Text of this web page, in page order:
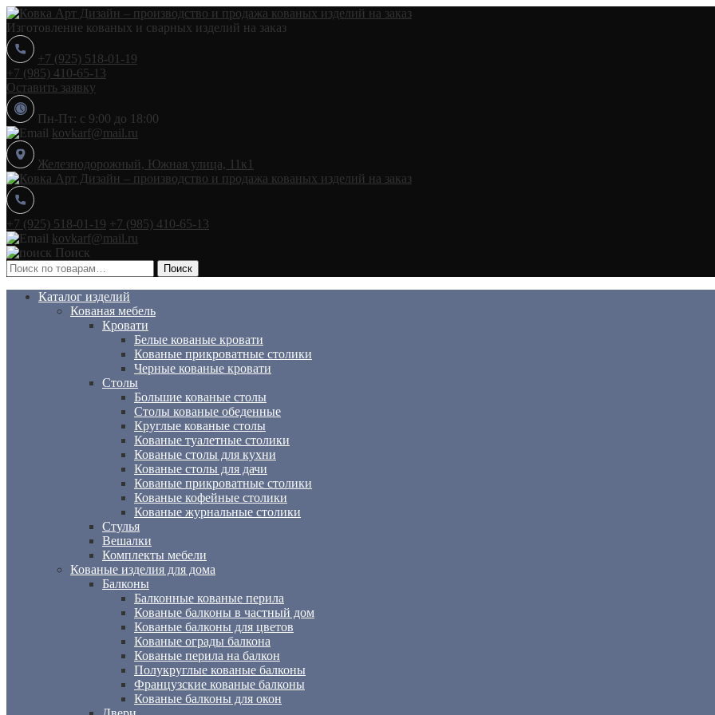
Изготовление кованых и сварных изделий на заказ
+7 (925) 518-01-19
+7 (985) 410-65-13
Оставить заявку
Пн-Пт: с 9:00 до 18:00
kovkarf@mail.ru
Железнодорожный, Южная улица, 11к1
+7 (925) 518-01-19 +7 (985) 410-65-13
kovkarf@mail.ru
Поиск
Искать:
Поиск
Каталог изделий
Кованая мебель
Кровати
Белые кованые кровати
Кованые прикроватные столики
Черные кованые кровати
Столы
Большие кованые столы
Столы кованые обеденные
Круглые кованые столы
Кованые туалетные столики
Кованые столы для кухни
Кованые столы для дачи
Кованые прикроватные столики
Кованые кофейные столики
Кованые журнальные столики
Стулья
Вешалки
Комплекты мебели
Кованые изделия для дома
Балконы
Балконные кованые перила
Кованые балконы в частный дом
Кованые балконы для цветов
Кованые ограды балкона
Кованые перила на балкон
Полукруглые кованые балконы
Французские кованые балконы
Кованые балконы для окон